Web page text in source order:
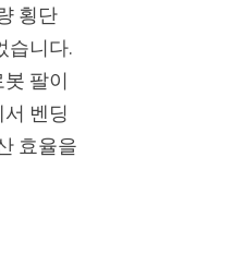
횡단
습니다.
팔이
벤딩
효율을